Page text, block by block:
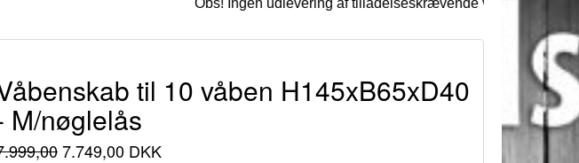
Obs! Ingen udlevering af tilladelseskrævende våben uden
til 10 våben H145xB65xD40
M/nøglelås
7.749,00 DKK